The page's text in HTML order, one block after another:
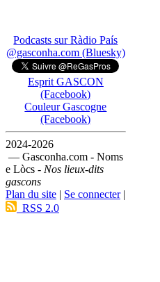
Podcasts sur Ràdio País
@gasconha.com (Bluesky)
Esprit GASCON
(Facebook)
Couleur Gascogne
(Facebook)
2024-2026
— Gasconha.com - Noms
e Lòcs - Nos lieux-dits
gascons
Plan du site | Se connecter|
RSS 2.0